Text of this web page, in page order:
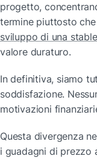
progetto,
termine piuttosto
sviluppo di una
valore duraturo.
In definitiva, siamo
soddisfazione.
motivazioni
Questa divergenza
i guadagni di prezzo